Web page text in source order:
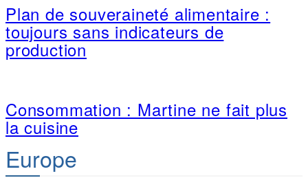
Plan de souveraineté alimentaire :
toujours sans indicateurs de
production
Consommation : Martine ne fait plus
la cuisine
Europe